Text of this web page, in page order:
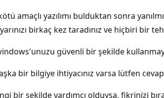
amaçlı yazılımı bulduktan sonra
birkaç kez taradınız ve hiçbiri bir
güvenli bir şekilde
bir bilgiye ihtiyacınız varsa lütfen
bir şekilde yardımcı olduysa, fikrinizi